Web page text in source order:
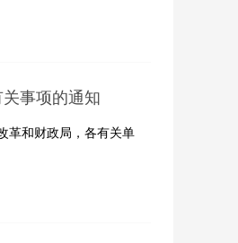
事项的通知
革和财政局，各有关单